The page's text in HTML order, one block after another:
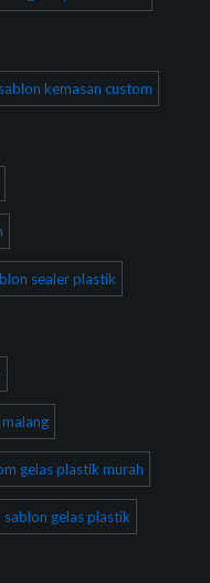
kemasan custom
sealer plastik
gelas plastik murah
sablon gelas plastik